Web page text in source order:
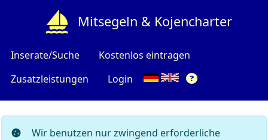
Mitsegeln & Kojencharter
Inserate/Suche
Kostenlos eintragen
Zusatzleistungen
Login
Wir benutzen nur zwingend erforderliche